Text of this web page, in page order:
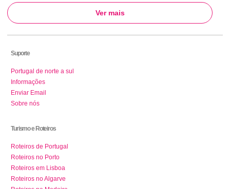
Ver mais
Suporte
Portugal de norte a sul
Informações
Enviar Email
Sobre nós
Turismo e Roteiros
Roteiros de Portugal
Roteiros no Porto
Roteiros em Lisboa
Roteiros no Algarve